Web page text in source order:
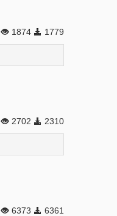
1874 1779
2702 2310
6373 6361